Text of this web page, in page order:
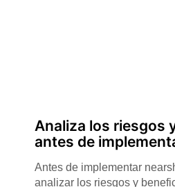
Analiza los riesgos
antes de
Antes de implementar
analizar los riesgos y